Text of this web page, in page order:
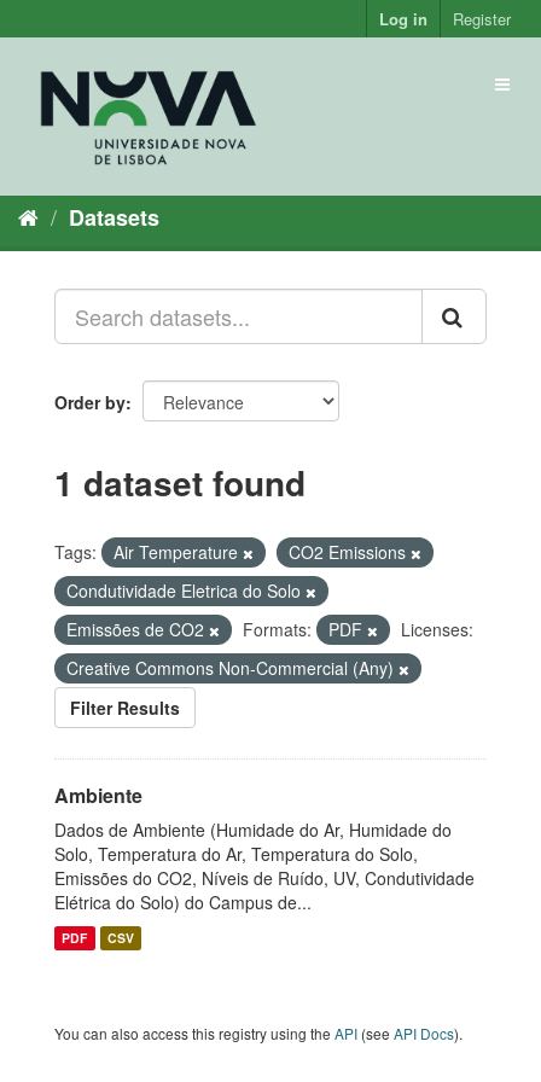
to
Log in Register
Datasets
Order by
1 dataset found
Tags: Air Temperature
CO2 Emissions
Condutividade Eletrica do Solo
Emissões de CO2
Formats: PDF
Licenses:
Creative Commons Non-Commercial (Any)
Filter Results
Ambiente
Dados de Ambiente (Humidade do Ar, Humidade do
Solo, Temperatura do Ar, Temperatura do Solo,
Emissões do CO2, Níveis de Ruído, UV, Condutividade
Elétrica do Solo) do Campus de...
PDF CSV
You can also access this registry using the API (see API Docs).